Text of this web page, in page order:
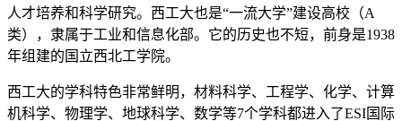
人才培养和科学研究。西工大也是“一流大学”建设高校（A
类），隶属于工业和信息化部。它的历史也不短，前身是1938
年组建的国立西北工学院。
西工大的学科特色非常鲜明，材料科学、工程学、化学、计算
机科学、物理学、地球科学、数学等7个学科都进入了ESI国际